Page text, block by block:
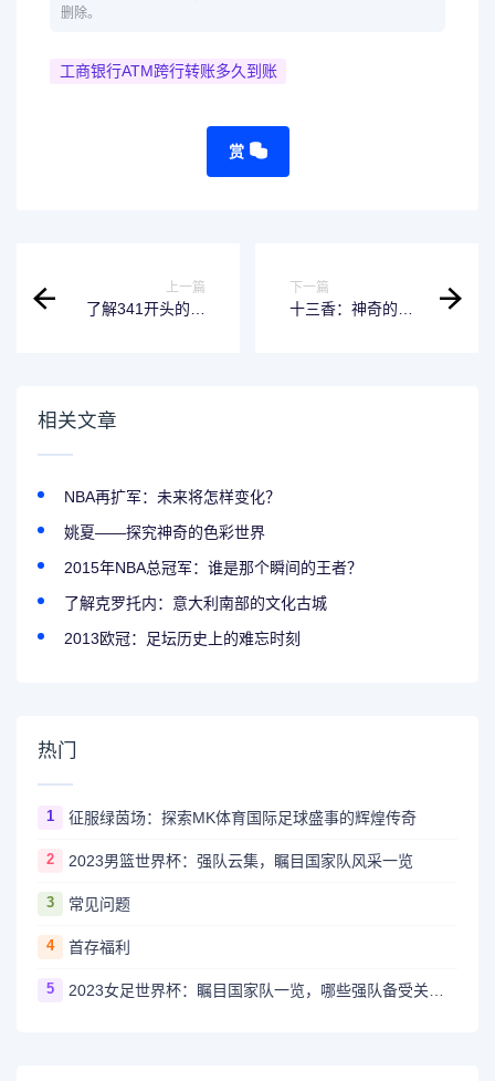
删除。
工商银行ATM跨行转账多久到账
赏
上一篇
了解341开头的身
下一篇
十三香：神奇的中
相关文章
NBA再扩军：未来将怎样变化？
姚夏——探究神奇的色彩世界
2015年NBA总冠军：谁是那个瞬间的王者？
了解克罗托内：意大利南部的文化古城
2013欧冠：足坛历史上的难忘时刻
热门
1 征服绿茵场：探索MK体育国际足球盛事的辉煌传奇
2 2023男篮世界杯：强队云集，瞩目国家队风采一览
3 常见问题
4 首存福利
5